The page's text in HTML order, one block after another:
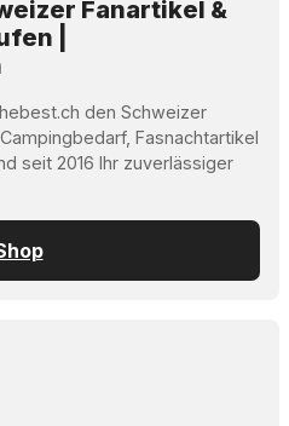
Fanartikel &
|
den Schweizer
Fasnachtartikel
seit 2016 Ihr zuverlässiger